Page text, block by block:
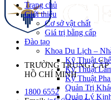
TRƯỜNG TRUNG
HỒ CHÍ MINH
1800 6552
Trang chủ
Giới thiệu
Cơ sở vật chất
Giá trị bằng cấp
Đào tạo
Khoa Du Lịch –
Kỹ Thuật
Kỹ Thuật
Kỹ Thuật
Quản Trị
Quản Lý